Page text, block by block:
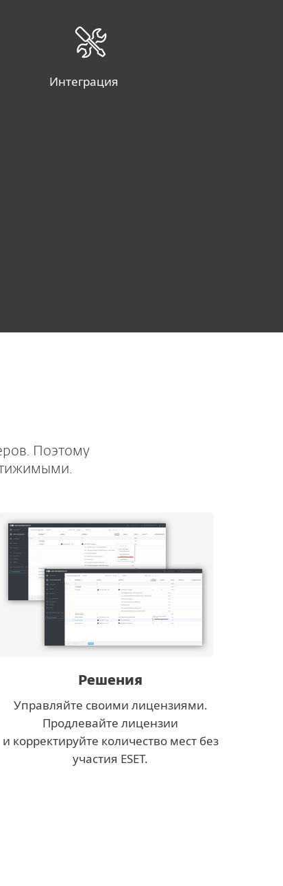
Интеграция
Поэтому
Решения
Управляйте своими лицензиями.
Продлевайте лицензии
и корректируйте количество мест без
участия ESET.